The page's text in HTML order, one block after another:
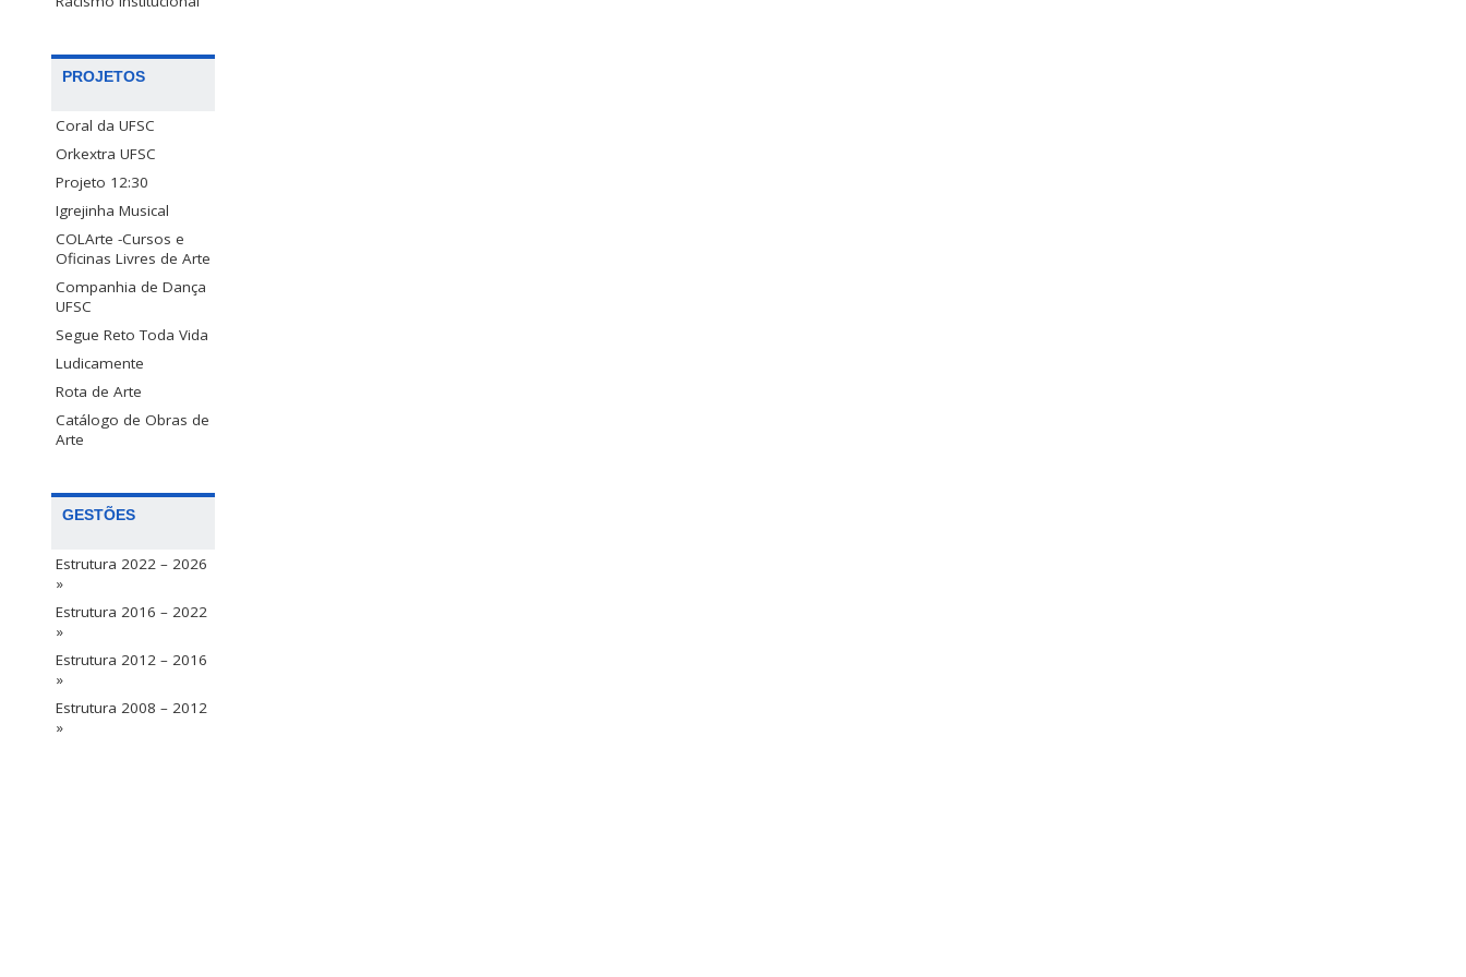
PROJETOS
Coral da UFSC
Orkextra UFSC
Projeto 12:30
Igrejinha Musical
COLArte -Cursos e
Oficinas Livres de Arte
Companhia de Dança
UFSC
Segue Reto Toda Vida
Ludicamente
Rota de Arte
Catálogo de Obras de
Arte
GESTÕES
Estrutura 2022 – 2026
»
Estrutura 2016 – 2022
»
Estrutura 2012 – 2016
»
Estrutura 2008 – 2012
»